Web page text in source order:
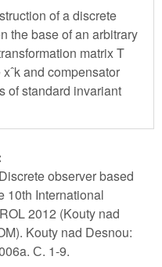
of a discrete
the base of an arbitrary
matrix T
and compensator
of standard invariant
observer based
10th International
2012 (Kouty nad
Kouty nad Desnou:
С. 1-9.